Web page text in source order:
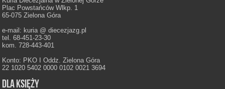
Plac Powstańców Wlkp. 1
65-075 Zielona Góra
e-mail: kuria @ diecezjazg.pl
tel. 68-451-23-30
kom. 728-443-401
Konto: PKO I Oddz. Zielona Góra
22 1020 5402 0000 0102 0021 3694
Dla księży